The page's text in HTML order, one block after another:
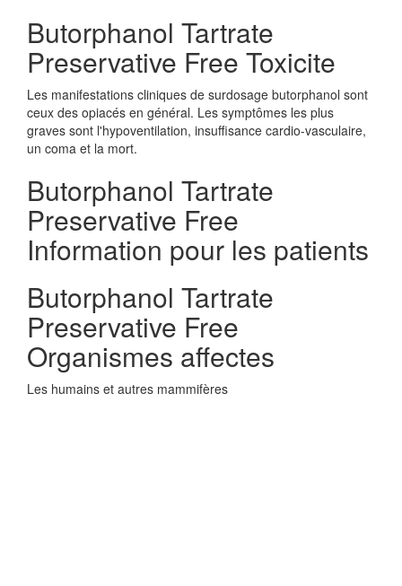
Butorphanol Tartrate
Preservative Free Toxicite
Les manifestations cliniques de surdosage butorphanol sont
ceux des opiacés en général. Les symptômes les plus
graves sont l'hypoventilation, insuffisance cardio-vasculaire,
un coma et la mort.
Butorphanol Tartrate
Preservative Free
Information pour les patients
Butorphanol Tartrate
Preservative Free
Organismes affectes
Les humains et autres mammifères